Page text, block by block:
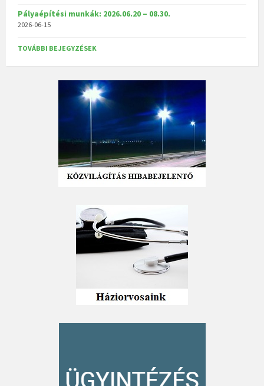
Pályaépítési munkák: 2026.06.20 – 08.30.
2026-06-15
TOVÁBBI BEJEGYZÉSEK